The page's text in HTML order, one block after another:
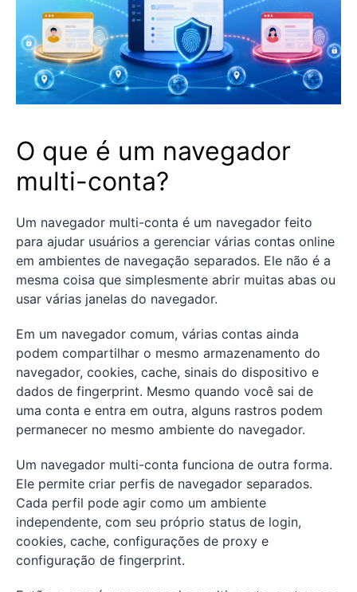
O que é um navegador
multi-conta?
Um navegador multi-conta é um navegador feito
para ajudar usuários a gerenciar várias contas online
em ambientes de navegação separados. Ele não é a
mesma coisa que simplesmente abrir muitas abas ou
usar várias janelas do navegador.
Em um navegador comum, várias contas ainda
podem compartilhar o mesmo armazenamento do
navegador, cookies, cache, sinais do dispositivo e
dados de fingerprint. Mesmo quando você sai de
uma conta e entra em outra, alguns rastros podem
permanecer no mesmo ambiente do navegador.
Um navegador multi-conta funciona de outra forma.
Ele permite criar perfis de navegador separados.
Cada perfil pode agir como um ambiente
independente, com seu próprio status de login,
cookies, cache, configurações de proxy e
configuração de fingerprint.